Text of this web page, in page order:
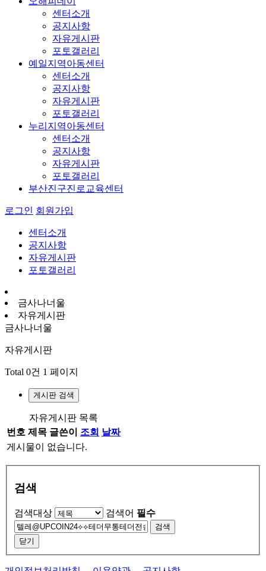
센터소개
공지사항
자유게시판
포토갤러리
예일지역아동센터
센터소개
공지사항
자유게시판
포토갤러리
누리지역아동센터
센터소개
공지사항
자유게시판
포토갤러리
부산진구진로교육센터
로그인 회원가입
센터소개
공지사항
자유게시판
포토갤러리
금사나너울
자유게시판
금사나너울
자유게시판
Total 0건 1 페이지
게시판 검색
자유게시판 목록
번호 제목 글쓴이 조회 날짜
게시물이 없습니다.
검색
검색대상 검색어 필수
검색
닫기